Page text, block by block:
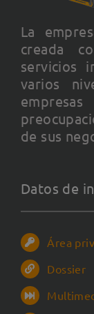
La
creada
servicios
varios
de sus
Datos de
Área
Dossier